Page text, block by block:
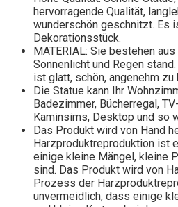
hervorragende Qualität,
wunderschön geschnitzt. Es
Dekorationsstück.
MATERIAL: Sie bestehen
Sonnenlicht und Regen
ist glatt, schön, angenehm zu
Die Statue kann Ihr
Badezimmer, Bücherregal,
Kaminsims, Desktop und so
Das Produkt wird von Hand
Harzproduktreproduktion ist
einige kleine Mängel, kleine
sind. Das Produkt wird von
Prozess der
unvermeidlich, dass einige